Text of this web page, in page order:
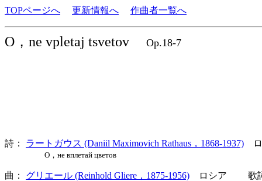
TOPページへ 更新情報へ 作曲者一覧へ
O，ne vpletaj tsvetov Op.18-7
詩： ラートガウス (Daniil Maximovich Rathaus，1868-1937) ロ
О，не вплетай цветов
曲： グリエール (Reinhold Gliere，1875-1956) ロシア 歌詞